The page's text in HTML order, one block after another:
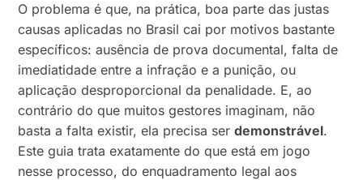
O problema é que, na prática, boa parte das justas
causas aplicadas no Brasil cai por motivos bastante
específicos: ausência de prova documental, falta de
imediatidade entre a infração e a punição, ou
aplicação desproporcional da penalidade. E, ao
contrário do que muitos gestores imaginam, não
basta a falta existir, ela precisa serdemonstrável.
Este guia trata exatamente do que está em jogo
nesse processo, do enquadramento legal aos